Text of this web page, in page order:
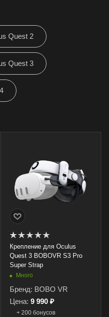
Quest 2
Quest 3
Крепление для Oculus
Quest 3 BOBOVR S3 Pro
Super Strap
Много
Бренд: BOBO VR
Цена: 9 990 ₽
+ 200 бонусов